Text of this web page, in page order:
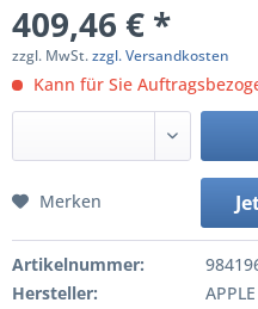
409,46 € *
zzgl. MwSt.zzgl. Versandkosten
Kann für Sie
Merken
Artikelnummer:
Hersteller:
APPLE